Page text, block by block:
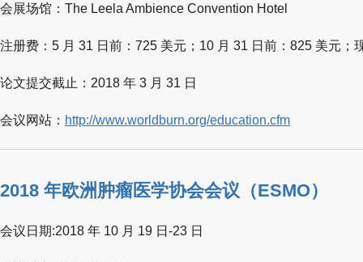
会展场馆：The Leela Ambience Convention Hotel
注册费：5 月 31 日前：725 美元；10 月 31 日前：825 美元；
论文提交截止：2018 年 3 月 31 日
会议网站： http://www.worldburn.org/education.cfm
2018 年欧洲肿瘤医学协会会议（ESMO）
会议日期:2018 年 10 月 19 日-23 日